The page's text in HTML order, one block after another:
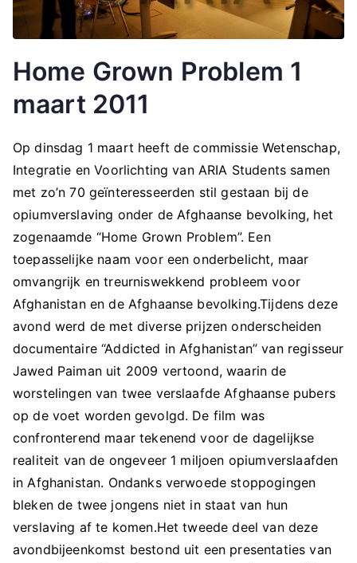
Home Grown Problem 1
maart 2011
Op dinsdag 1 maart heeft de commissie Wetenschap,
Integratie en Voorlichting van ARIA Students samen
met zo’n 70 geïnteresseerden stil gestaan bij de
opiumverslaving onder de Afghaanse bevolking, het
zogenaamde “Home Grown Problem”. Een
toepasselijke naam voor een onderbelicht, maar
omvangrijk en treurniswekkend probleem voor
Afghanistan en de Afghaanse bevolking.Tijdens deze
avond werd de met diverse prijzen onderscheiden
documentaire “Addicted in Afghanistan” van regisseur
Jawed Paiman uit 2009 vertoond, waarin de
worstelingen van twee verslaafde Afghaanse pubers
op de voet worden gevolgd. De film was
confronterend maar tekenend voor de dagelijkse
realiteit van de ongeveer 1 miljoen opiumverslaafden
in Afghanistan. Ondanks verwoede stoppogingen
bleken de twee jongens niet in staat van hun
verslaving af te komen.Het tweede deel van deze
avondbijeenkomst bestond uit een presentaties van